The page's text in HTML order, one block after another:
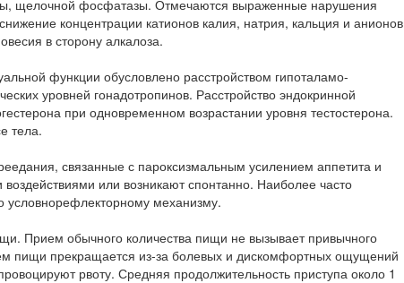
щелочной фосфатазы. Отмечаются выраженные нарушения
концентрации катионов калия, натрия, кальция и анионов
в сторону алкалоза.
функции обусловлено расстройством гипоталамо-
уровней гонадотропинов. Расстройство эндокринной
при одновременном возрастании уровня тестостерона.
тела.
связанные с пароксизмальным усилением аппетита и
или возникают спонтанно. Наиболее часто
механизму.
Прием обычного количества пищи не вызывает привычного
пищи прекращается из-за болевых и дискомфортных ощущений
рвоту. Средняя продолжительность приступа около 1